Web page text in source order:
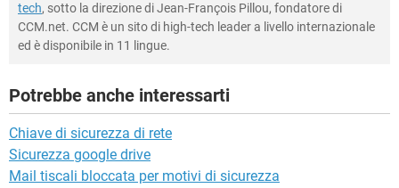
tech, sotto la direzione di Jean-François Pillou, fondatore di
CCM.net. CCM è un sito di high-tech leader a livello internazionale
ed è disponibile in 11 lingue.
Potrebbe anche interessarti
Chiave di sicurezza di rete
Sicurezza google drive
Mail tiscali bloccata per motivi di sicurezza